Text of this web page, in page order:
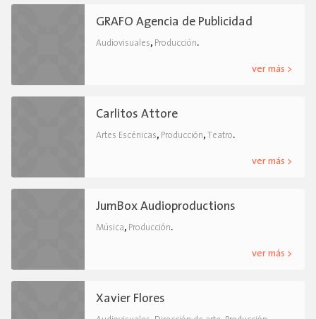
GRAFO Agencia de Publicidad
Audiovisuales, Producción.
ver más >
Carlitos Attore
Artes Escénicas, Producción, Teatro.
ver más >
JumBox Audioproductions
Música, Producción.
ver más >
Xavier Flores